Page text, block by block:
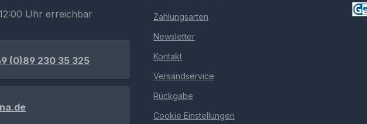
Uhr erreichbar
(0)89 230 35 325
Zahlungsarten
Newsletter
Kontakt
Versandservice
Rückgabe
Cookie Einstellungen